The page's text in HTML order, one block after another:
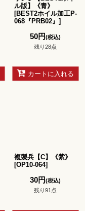
ル版】《青》
[BEST2ホイル加工P-
068『PRB02』 ]
50円(税込)
残り28点
カートに入れる
複製兵【C】《紫》
[OP10-064]
30円(税込)
残り91点